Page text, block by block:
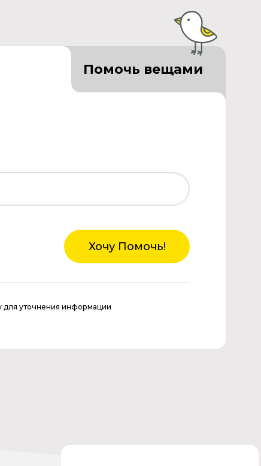
Помочь вещами
Хочу Помочь!
уточнения информации